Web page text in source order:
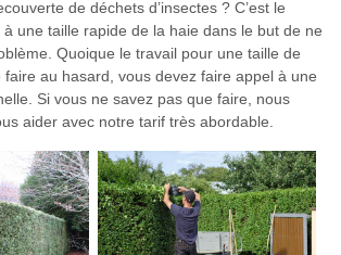
de déchets d’insectes ? C’est le
une taille rapide de la haie dans le but de ne
Quoique le travail pour une taille de
faire au hasard, vous devez faire appel à une
Si vous ne savez pas que faire, nous
aider avec notre tarif très abordable.